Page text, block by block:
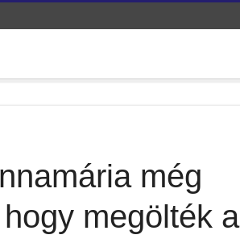
még
megölték a